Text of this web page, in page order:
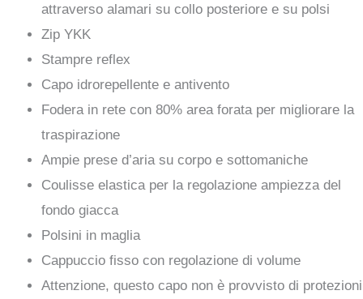
attraverso alamari su collo posteriore e su polsi
Zip YKK
Stampre reflex
Capo idrorepellente e antivento
Fodera in rete con 80% area forata per migliorare la
traspirazione
Ampie prese d’aria su corpo e sottomaniche
Coulisse elastica per la regolazione ampiezza del
fondo giacca
Polsini in maglia
Cappuccio fisso con regolazione di volume
Attenzione, questo capo non è provvisto di protezioni